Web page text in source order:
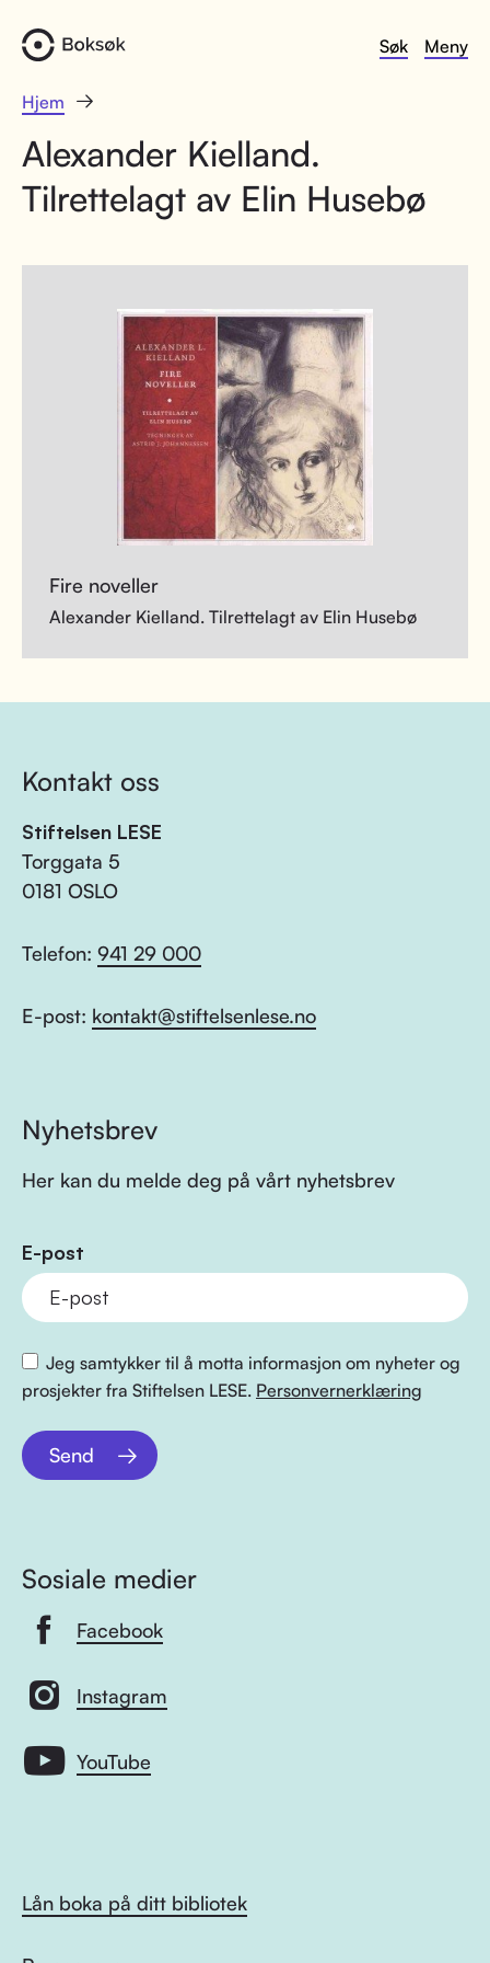
Søk Meny
Hjem
Alexander Kielland.
Tilrettelagt av Elin Husebø
Fire noveller
Alexander Kielland. Tilrettelagt av Elin Husebø
Kontakt oss
Stiftelsen LESE
Torggata 5
0181 OSLO
Telefon: 941 29 000
E-post: kontakt@stiftelsenlese.no
Nyhetsbrev
Her kan du melde deg på vårt nyhetsbrev
E-post
Jeg samtykker til å motta informasjon om nyheter og
prosjekter fra Stiftelsen LESE. Personvernerklæring
Send
Sosiale medier
Facebook
Instagram
YouTube
Lån boka på ditt bibliotek